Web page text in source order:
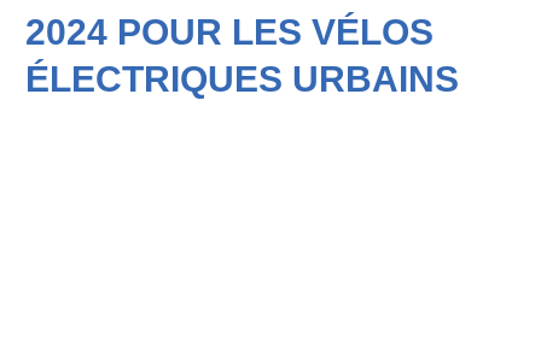
2024 POUR LES VÉLOS
ÉLECTRIQUES URBAINS